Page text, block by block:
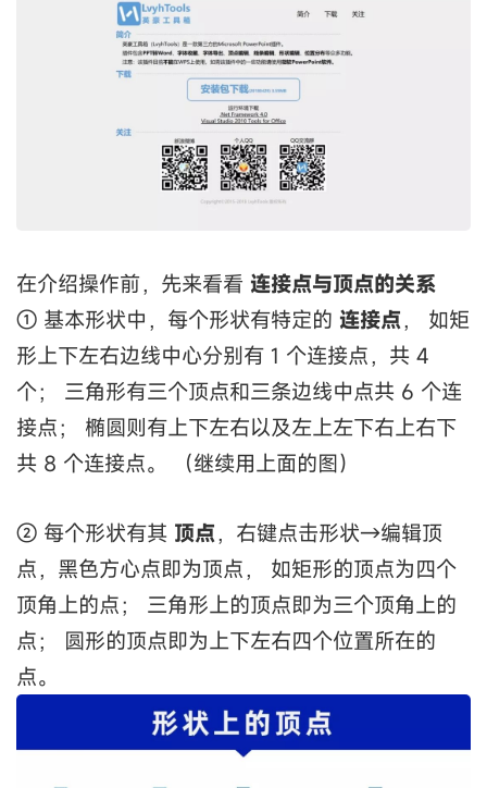
在介绍操作前，先来看看 连接点与顶点的关系
① 基本形状中，每个形状有特定的 连接点， 如矩
形上下左右边线中心分别有 1 个连接点，共 4
个； 三角形有三个顶点和三条边线中点共 6 个连
接点； 椭圆则有上下左右以及左上左下右上右下
共 8 个连接点。 （继续用上面的图）
② 每个形状有其 顶点，右键点击形状→编辑顶
点，黑色方心点即为顶点， 如矩形的顶点为四个
顶角上的点； 三角形上的顶点即为三个顶角上的
点； 圆形的顶点即为上下左右四个位置所在的
点。